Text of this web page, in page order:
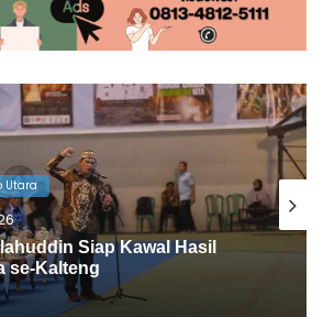
Utara
Kaji Tiru Inovasi Unggulan